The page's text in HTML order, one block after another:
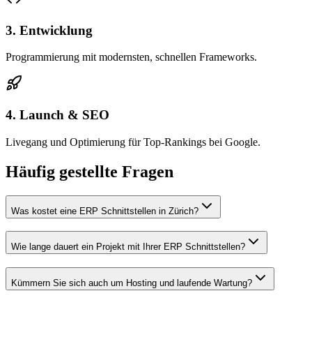
3. Entwicklung
Programmierung mit modernsten, schnellen Frameworks.
4. Launch & SEO
Livegang und Optimierung für Top-Rankings bei Google.
Häufig gestellte Fragen
Was kostet eine ERP Schnittstellen in Zürich?
Wie lange dauert ein Projekt mit Ihrer ERP Schnittstellen?
Kümmern Sie sich auch um Hosting und laufende Wartung?